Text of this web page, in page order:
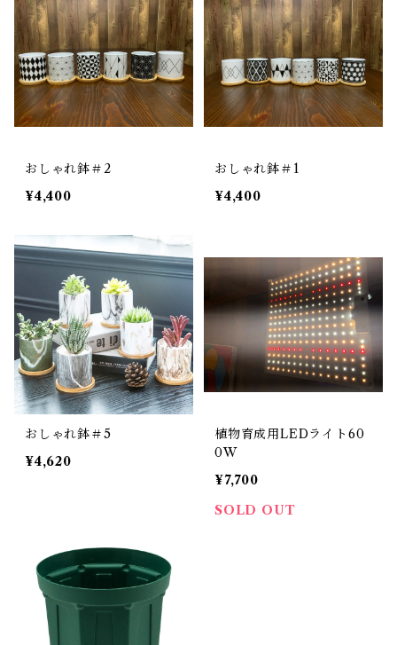
おしゃれ鉢＃2
¥4,400
おしゃれ鉢＃1
¥4,400
おしゃれ鉢＃5
¥4,620
植物育成用LEDライト60
0W
¥7,700
SOLD OUT